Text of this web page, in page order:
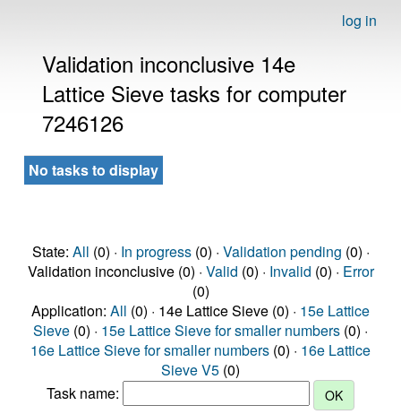
log in
Validation inconclusive 14e
Lattice Sieve tasks for computer
7246126
No tasks to display
State: All (0) · In progress(0) · Validation pending (0) ·
Validation inconclusive (0) · Valid (0) · Invalid (0) · Error
(0)
Application: All (0) · 14e Lattice Sieve (0) · 15e Lattice
Sieve (0) · 15e Lattice Sieve for smaller numbers (0) ·
16e Lattice Sieve for smaller numbers (0) · 16e Lattice
Sieve V5 (0)
Task name: